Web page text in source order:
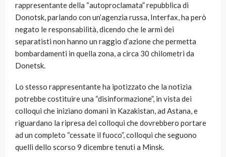
rappresentante della “autoproclamata” repubblica di
Donotsk, parlando con un’agenzia russa, Interfax, ha però
negato le responsabilità, dicendo che le armi dei
separatisti non hanno un raggio d’azione che permetta
bombardamenti in quella zona, a circa 30 chilometri da
Donetsk.
Lo stesso rappresentante ha ipotizzato che la notizia
potrebbe costituire una “disinformazione”, in vista dei
colloqui che iniziano domani in Kazakistan, ad Astana, e
riguardano la ripresa dei colloqui che dovrebbero portare
ad un completo “cessate il fuoco”, colloqui che seguono
quelli dello scorso 9 dicembre tenuti a Minsk.